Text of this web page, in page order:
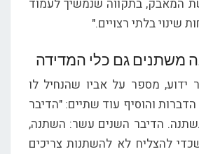
המאבק, בתקווה שנמשיך לעמוד
שינוי בלתי רצויים."
משתנים גם כלי המדידה
ידוע, מספר על אביו שהנחיל לו
והוסיף עוד שתיים: "הדיבר
הדיבר השנים עשר: השתנה,
להצליח לא להשתנות צריכים